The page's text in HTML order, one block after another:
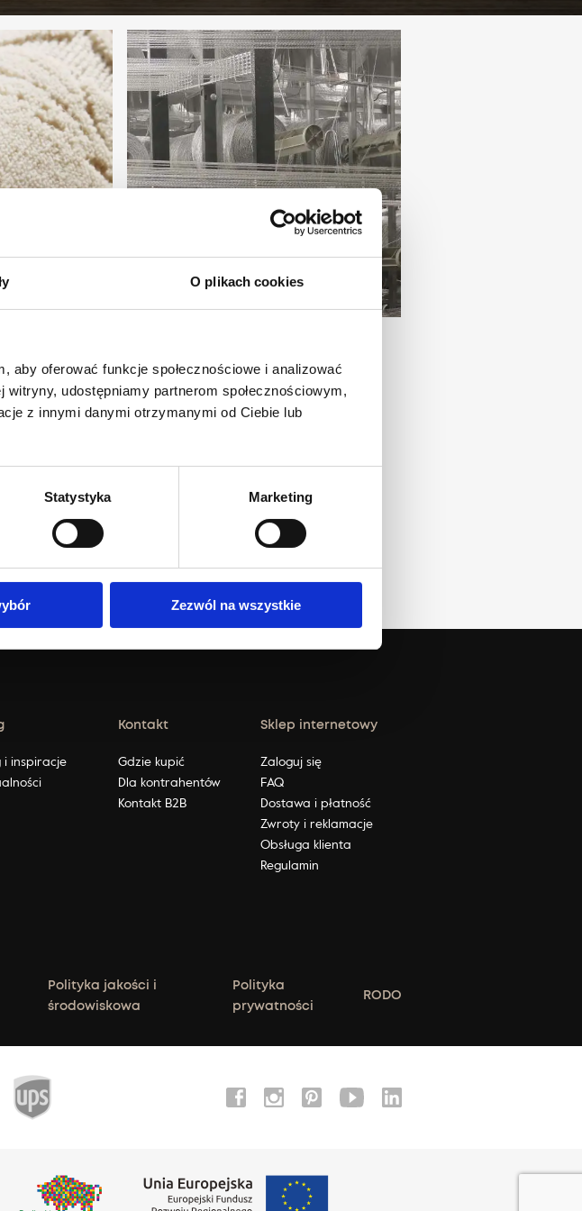
O plikach cookies
oferować funkcje społecznościowe i analizować
udostępniamy partnerom społecznościowym,
z innymi danymi otrzymanymi od Ciebie lub
Statystyka Marketing
Zezwól na wszystkie
Unii Europejskiej
AKTUALNOŚCI
3
i inspiracje
Kontakt
Gdzie kupić
Dla kontrahentów
Kontakt B2B
Sklep internetowy
Zaloguj się
FAQ
Dostawa i płatność
Zwroty i reklamacje
Obsługa klienta
Regulamin
Polityka jakości i
środowiskowa
Polityka
prywatności
RODO